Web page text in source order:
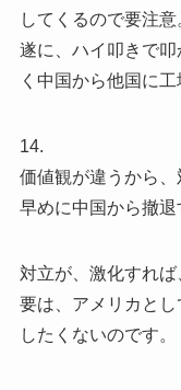
してくるので要注意
遂に、ハイ叩きで
く中国から他国に工
14.
価値観が違うから、
早めに中国から撤退
対立が、激化すれば
要は、アメリカと
したくないのです。